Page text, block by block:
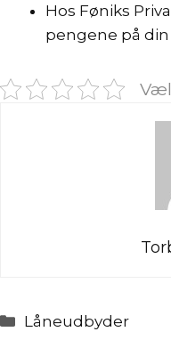
Hos Føniks
pengene på
Kategorier
Låneudbyder